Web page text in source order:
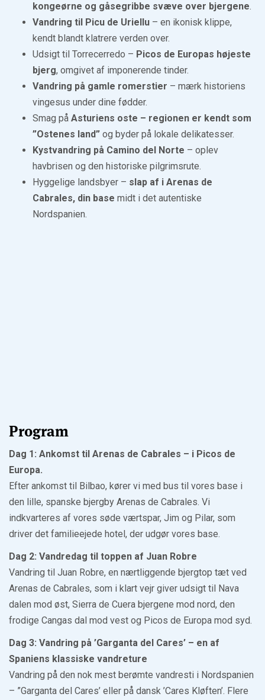
kongeørne og gåsegribbe svæve over bjergene.
Vandring til Picu de Uriellu – en ikonisk klippe,
kendt blandt klatrere verden over.
Udsigt til Torrecerredo – Picos de Europas højeste
bjerg, omgivet af imponerende tinder.
Vandring på gamle romerstier – mærk historiens
vingesus under dine fødder.
Smag på Asturiens oste – regionen er kendt som
”Ostenes land” og byder på lokale delikatesser.
Kystvandring på Camino del Norte – oplev
havbrisen og den historiske pilgrimsrute.
Hyggelige landsbyer – slap af i Arenas de
Cabrales, din base midt i det autentiske
Nordspanien.
Program
Dag 1: Ankomst til Arenas de Cabrales – i Picos de
Europa.
Efter ankomst til Bilbao, kører vi med bus til vores base i
den lille, spanske bjergby Arenas de Cabrales. Vi
indkvarteres af vores søde værtspar, Jim og Pilar, som
driver det familieejede hotel, der udgør vores base.
Dag 2: Vandredag til toppen af Juan Robre
Vandring til Juan Robre, en nærtliggende bjergtop tæt ved
Arenas de Cabrales, som i klart vejr giver udsigt til Nava
dalen mod øst, Sierra de Cuera bjergene mod nord, den
frodige Cangas dal mod vest og Picos de Europa mod syd.
Dag 3: Vandring på ’Garganta del Cares’ – en af
Spaniens klassiske vandreture
Vandring på den nok mest berømte vandresti i Nordspanien
– ”Garganta del Cares’ eller på dansk ’Cares Kløften’. Flere